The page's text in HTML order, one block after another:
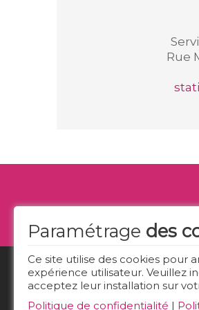
Rue
Paramétrage des
Ce site utilise des cookies pour
expérience utilisateur. Veuillez
acceptez leur installation sur
Politique de confidentialité |